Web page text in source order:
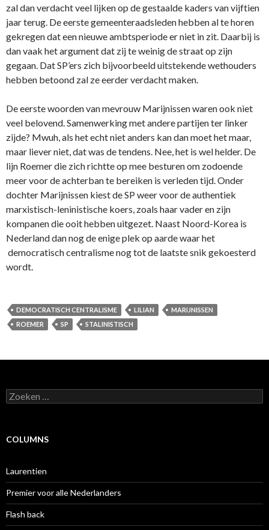
zal dan verdacht veel lijken op de gestaalde kaders van vijftien
jaar terug. De eerste gemeenteraadsleden hebben al te horen
gekregen dat een nieuwe ambtsperiode er niet in zit. Daarbij is
dan vaak het argument dat zij te weinig de straat op zijn
gegaan. Dat SP’ers zich bijvoorbeeld uitstekende wethouders
hebben betoond zal ze eerder verdacht maken.
De eerste woorden van mevrouw Marijnissen waren ook niet
veel belovend. Samenwerking met andere partijen ter linker
zijde? Mwuh, als het echt niet anders kan dan moet het maar,
maar liever niet, dat was de tendens. Nee, het is wel helder. De
lijn Roemer die zich richtte op mee besturen om zodoende
meer voor de achterban te bereiken is verleden tijd. Onder
dochter Marijnissen kiest de SP weer voor de authentiek
marxistisch-leninistische koers, zoals haar vader en zijn
kompanen die ooit hebben uitgezet. Naast Noord-Korea is
Nederland dan nog de enige plek op aarde waar het
democratisch centralisme nog tot de laatste snik gekoesterd
wordt.
DEMOCRATISCH CENTRALISME LILIAN
MARIJNISSEN
ROEMER
SP STALINISTISCH
Zoeken
naar:
COLUMNS
Laurentien
Premier voor alle Nederlanders
Flash back